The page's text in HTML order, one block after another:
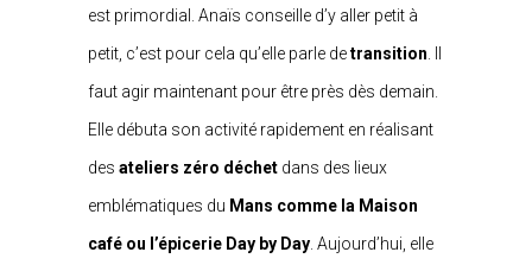
est primordial. Anaïs conseille d’y aller petit à
petit, c’est pour cela qu’elle parle detransition
faut agir maintenant pour être près dès demain.
Elle débuta son activité rapidement en réalisant
des ateliers zéro déchet dans des lieux
emblématiques du Mans comme la Maison
café ou l’épicerie Day by Day . Aujourd’hui, elle